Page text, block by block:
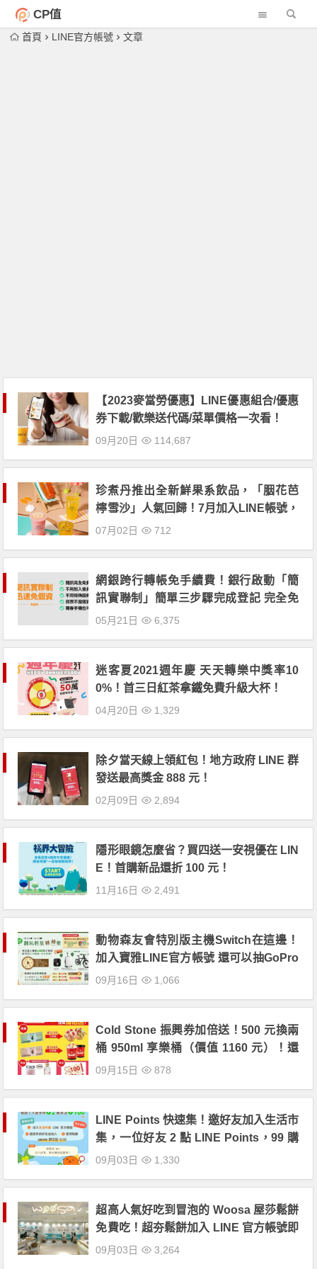
CP值
首頁 LINE官方帳號 文章
【2023麥當勞優惠】LINE優惠組合/優惠
券下載/歡樂送代碼/菜單價格一次看！
09月20日 114,687
珍煮丹推出全新鮮果系飲品，「胭花芭
檸雪沙」人氣回歸！7月加入LINE帳號，
全品項買二送一、戀夏果漾系列杯杯折
07月02日 712
網銀跨行轉帳免手續費！銀行啟動「簡
訊實聯制」簡單三步驟完成登記 完全免
費！
05月21日 6,375
迷客夏2021週年慶 天天轉樂中獎率10
0%！首三日紅茶拿鐵免費升級大杯！
04月20日 1,329
除夕當天線上領紅包！地方政府 LINE 群
發送最高獎金 888 元！
02月09日 2,894
隱形眼鏡怎麼省？買四送一安視優在 LIN
E！首購新品還折 100 元！
11月16日 2,491
動物森友會特別版主機Switch在這邊！
加入寶雅LINE官方帳號 還可以抽GoPro
Max、RIMOWA 26吋行李箱，以及智能
09月16日 1,066
Cold Stone 振興券加倍送！500 元換兩
桶 950ml 享樂桶（價值 1160 元）！還
有一個月份 Cold Stone、聯名冰淇淋蛋
09月15日 878
LINE Points 快速集！邀好友加入生活市
集，一位好友 2 點 LINE Points，99 購
物節還享全站 82 折與會員專屬 77 折優
09月03日 1,330
超高人氣好吃到冒泡的 Woosa 屋莎鬆餅
免費吃！超夯鬆餅加入 LINE 官方帳號即
可享有！
09月03日 3,264